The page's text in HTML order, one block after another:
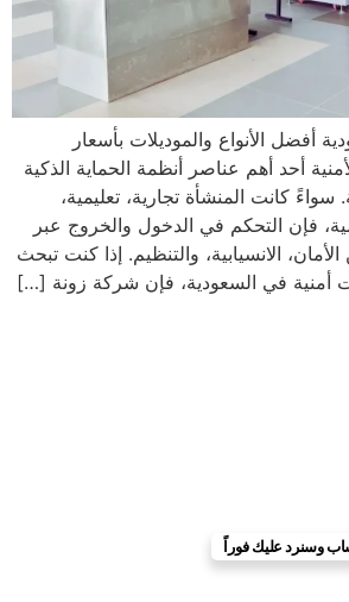
أفضل الأنواع والموديلات بأسعار
أحد أهم عناصر أنظمة الحماية الذكية
كانت المنشأة تجارية، تعليمية،
فإن التحكم في الدخول والخروج عبر
الانسيابية، والتنظيم. إذا كنت تبحث
أمنية في السعودية، فإن شركة زونة […]
وسنرد عليك فوراً